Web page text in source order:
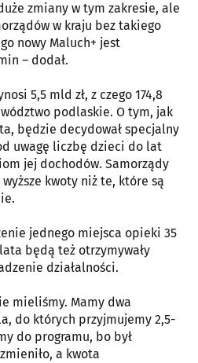
zmiany w tym zakresie, ale
w kraju bez takiego
nowy Maluch+ jest
– dodał.
5,5 mld zł, z czego 174,8
podlaskie. O tym, jak
będzie decydował specjalny
uwagę liczbę dzieci do lat
jej dochodów. Samorządy
kwoty niż te, które są
jednego miejsca opieki 35
będą też otrzymywały
działalności.
mieliśmy. Mamy dwa
do których przyjmujemy 2,5-
do programu, bo był
a kwota